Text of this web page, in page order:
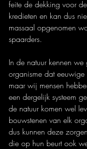
feite de dekking voor
kredieten en kan dus
massaal opgenomen
spaarders.
In de natuur kennen we
organisme dat eeuwige
maar wij mensen
een dergelijk systeem
de natuur komen wel
bouwstenen van elk
dus kunnen deze
die op hun beurt ook